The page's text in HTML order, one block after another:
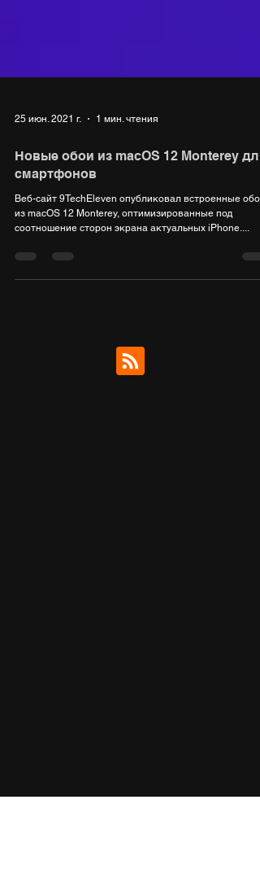
25 июн. 2021 г. 1 мин. чтения
Новые обои из macOS 12 Monterey для
смартфонов
Веб-сайт 9TechEleven опубликовал встроенные обои
соотношение сторон экрана актуальных iPhone....